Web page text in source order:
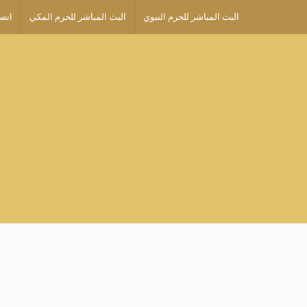
البث المباشر للحرم النبوي البث المباشر للحرم المكي